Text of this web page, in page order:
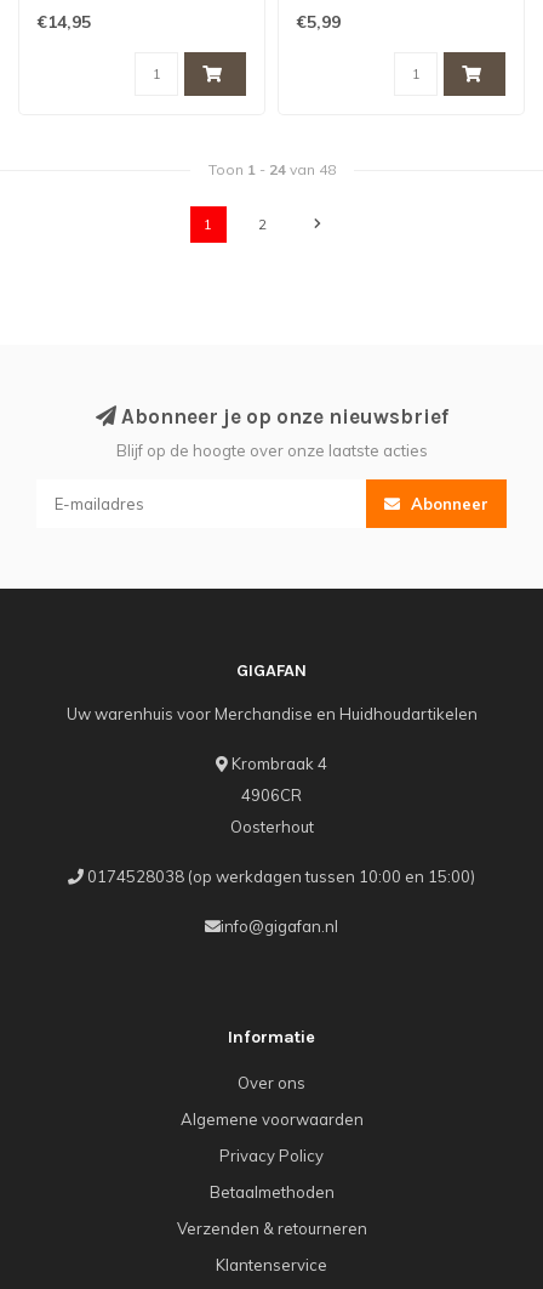
€14,95 €5,99
Toon 1- 24van 48
1 2
Abonneer je op onze nieuwsbrief
Blijf op de hoogte over onze laatste acties
Abonneer
GIGAFAN
Uw warenhuis voor Merchandise en Huidhoudartikelen
Krombraak 4
4906CR
Oosterhout
0174528038 (op werkdagen tussen 10:00 en 15:00)
info@gigafan.nl
Informatie
Over ons
Algemene voorwaarden
Privacy Policy
Betaalmethoden
Verzenden & retourneren
Klantenservice